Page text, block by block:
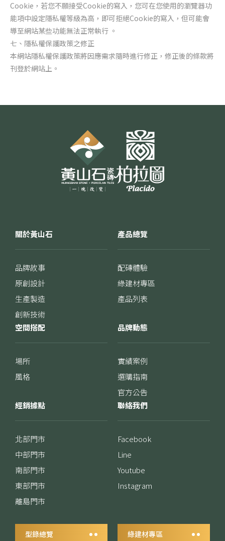
Cookie，若您不願接受Cookie的寫入，您可在您使用的瀏覽器功
能項中設定隱私權等級為高，即可拒絕Cookie的寫入，但可能會
導至網站某些功能無法正常執行 。
七、隱私權保護政策之修正
本網站隱私權保護政策將因應需求隨時進行修正，修正後的條款將
刊登於網站上。
關於黃山石
品牌故事
原創設計
生產製造
創新技術
產品總覽
配磚體驗
綠建材專區
產品列表
空間搭配
場所
風格
品牌動態
實績案例
選購指南
官方公告
經銷據點
北部門市
中部門市
南部門市
東部門市
離島門市
聯絡我們
Facebook
Line
Youtube
Instagram
型錄總覽 綠建材專區